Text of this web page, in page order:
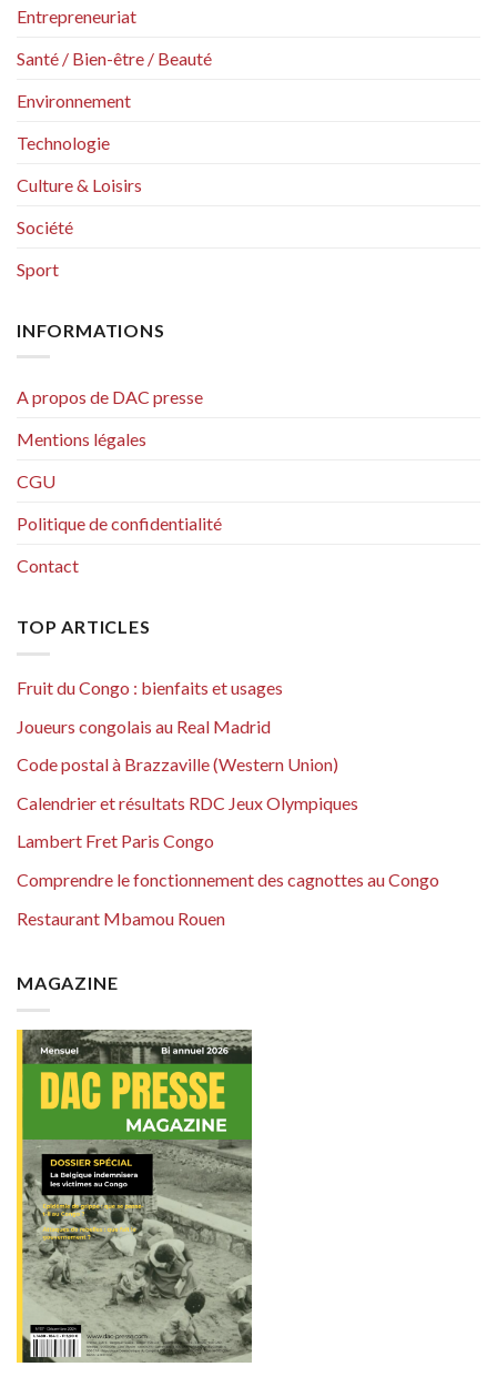
Entrepreneuriat
Santé / Bien-être / Beauté
Environnement
Technologie
Culture & Loisirs
Société
Sport
INFORMATIONS
A propos de DAC presse
Mentions légales
CGU
Politique de confidentialité
Contact
TOP ARTICLES
Fruit du Congo : bienfaits et usages
Joueurs congolais au Real Madrid
Code postal à Brazzaville (Western Union)
Calendrier et résultats RDC Jeux Olympiques
Lambert Fret Paris Congo
Comprendre le fonctionnement des cagnottes au Congo
Restaurant Mbamou Rouen
MAGAZINE